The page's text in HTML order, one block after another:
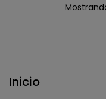
Inicio